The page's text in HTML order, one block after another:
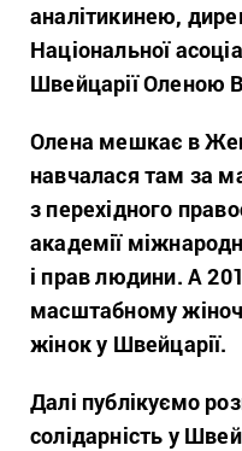
аналітикинею,
Національної
Швейцарії Оленою
Олена мешкає в
навчалася там за
з перехідного
академії
і прав людини. А
масштабному
жінок у Швейцарії.
Далі публікуємо
солідарність у